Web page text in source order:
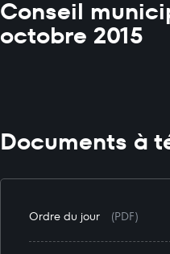
Conseil
octobre 2015
Documents à
Ordre du jour (PDF)